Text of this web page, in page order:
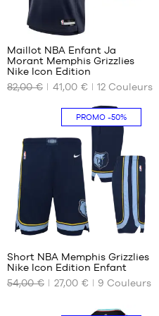
NOS
TAILLES
DISPONIBLES
- 1m25
à
1m35
M -
enfant
- 1m35
à
1m50
L -
enfant
à
85
Maillot NBA Enfant Ja
Morant Memphis Grizzlies
Nike Icon Edition
82,00 €
41,00 € 12 Couleurs
PROMO-50%
NOS
TAILLES
49
Short NBA Memphis Grizzlies
Nike Icon Edition Enfant
54,00 €
27,00 € 9 Couleurs